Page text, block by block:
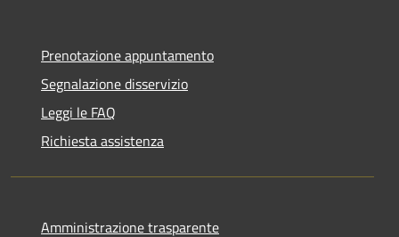
Prenotazione appuntamento
Segnalazione disservizio
Leggi le FAQ
Richiesta assistenza
Amministrazione trasparente